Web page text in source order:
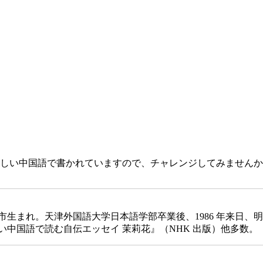
い中国語で書かれていますので、チャレンジしてみません
生まれ。天津外国語大学日本語学部卒業後、1986 年来日、
中国語で読む自伝エッセイ 茉莉花』（NHK 出版）他多数。